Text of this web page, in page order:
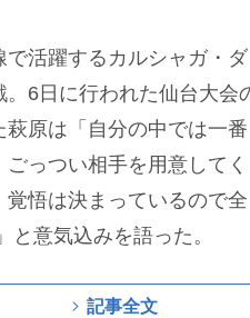
活躍するカルシャガ・ダ
。6日に行われた仙台大会
原は「自分の中では一番
っつい相手を用意してく
悟は決まっているので全
意気込みを語った。
記事全文